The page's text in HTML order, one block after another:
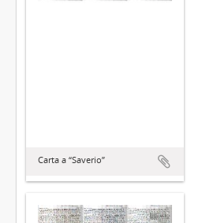
Carta a “Saverio”